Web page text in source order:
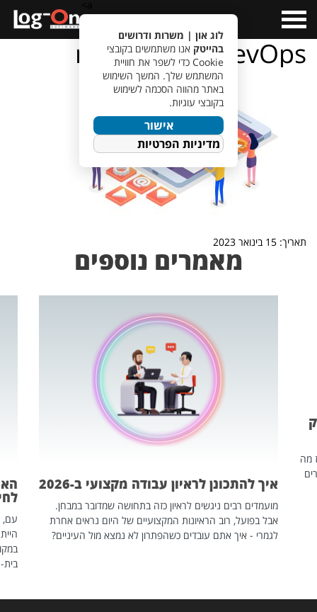
Menu
monitoring DevOps
תאריך: 15 בינואר 2023
מאמרים נוספים
מה
איך להתכונן לראיון עבודה מקצועי ב-2026
מועמדים רבים ניגשים לראיון כזה בתחושה שמדובר במבחן.
אבל בפועל, רוב הראיונות המקצועיים של היום נראים אחרת
לגמרי - איך אתם עובדים כשהפתרון לא נמצא מול העיניים?
עם,
לוג און | משרות ודרושים
בהייטק אנו משתמשים בקובצי
Cookie כדי לשפר את חוויית
המשתמש שלך. המשך השימוש
באתר מהווה הסכמה לשימוש
בקובצי עוגיות.
אישור
מדיניות הפרטיות